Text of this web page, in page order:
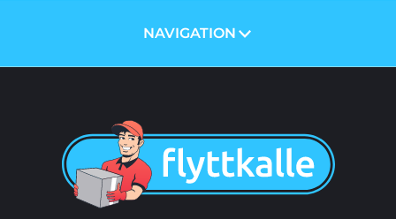
NAVIGATION
SERVICES
BLOG
MOVING TIPS